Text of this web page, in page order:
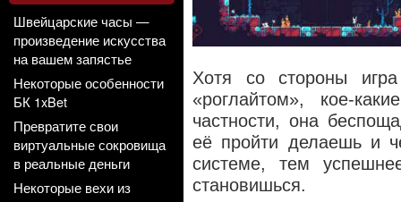
Швейцарские часы —
произведение искусства
на вашем запястье
Некоторые особенности
БК 1xBet
Превратите свои
виртуальные сокровища
в реальные деньги
Некоторые вехи из
Хотя со стороны
«роглайтом», кое-
частности, она
её пройти делаешь и
системе, тем
становишься.